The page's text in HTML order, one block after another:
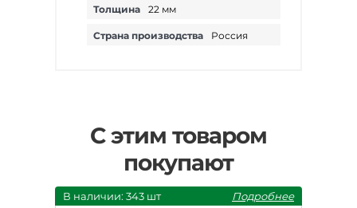
Толщина 22 мм
Страна производства Россия
С этим товаром
покупают
В наличии: 343 шт Подробнее